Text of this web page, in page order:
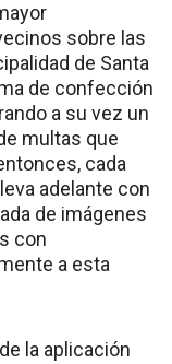
sobre las
de Santa
de confección
a su vez un
multas que
cada
adelante con
de imágenes
con
a esta
la aplicación